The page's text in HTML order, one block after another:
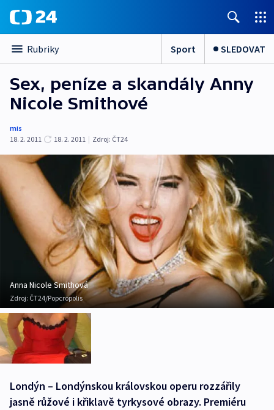
Rubriky Sport SLEDOVAT
Sex, peníze a skandály Anny
Nicole Smithové
mis
18. 2. 2011
18. 2. 2011 | Zdroj: ČT24
Anna Nicole Smithová
Zdroj: ČT24/Popcropolis
Londýn – Londýnskou královskou operu rozzářily
jasně růžové i křiklavě tyrkysové obrazy. Premiéru